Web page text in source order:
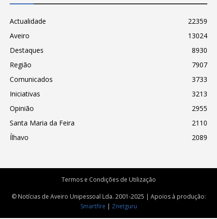
Actualidade
22359
Aveiro
13024
Destaques
8930
Região
7907
Comunicados
3733
Iniciativas
3213
Opinião
2955
Santa Maria da Feira
2110
Ílhavo
2089
Termos e Condições de Utilização
© Notícias de Aveiro Unipessoal Lda. 2001-2025 | Apoios à produção:
Smartfire | Znetguru